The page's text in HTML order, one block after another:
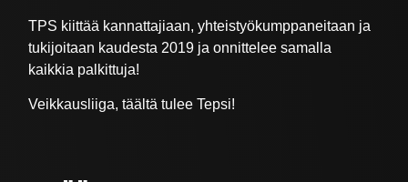
TPS kiittää kannattajiaan, yhteistyökumppaneitaan ja
tukijoitaan kaudesta 2019 ja onnittelee samalla
kaikkia palkittuja!
Veikkausliiga, täältä tulee Tepsi!